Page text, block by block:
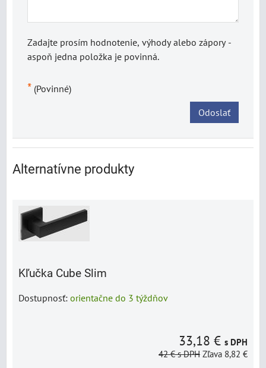
Zadajte prosím hodnotenie, výhody alebo zápory -
aspoň jedna položka je povinná.
* (Povinné)
Odoslať
Alternatívne produkty
Kľučka Cube Slim
Dostupnosť: orientačne do 3 týždňov
33,18 € s DPH
42 €s DPH Zľava 8,82 €